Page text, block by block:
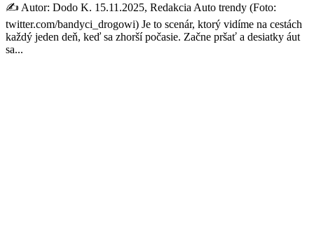
✍️ Autor: Dodo K. 15.11.2025, Redakcia Auto trendy (Foto:
twitter.com/bandyci_drogowi) Je to scenár, ktorý vidíme na cestách
každý jeden deň, keď sa zhorší počasie. Začne pršať a desiatky áut
sa...